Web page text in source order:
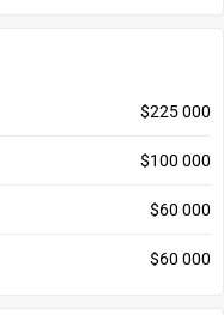
$225 000
$100 000
$60 000
$60 000